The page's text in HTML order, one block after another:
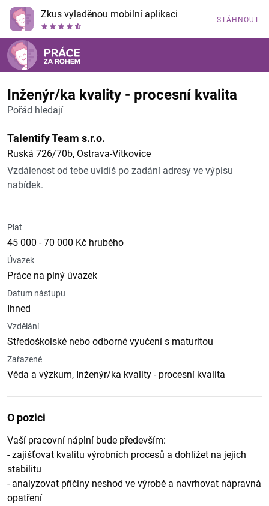
Zkus vyladěnou mobilní aplikaci STÁHNOUT
Inženýr/ka kvality - procesní kvalita
Pořád hledají
Talentify Team s.r.o.
Ruská 726/70b, Ostrava-Vítkovice
Vzdálenost od tebe uvidíš po zadání adresy ve výpisu
nabídek.
Plat
45 000 - 70 000 Kč hrubého
Úvazek
Práce na plný úvazek
Datum nástupu
Ihned
Vzdělání
Středoškolské nebo odborné vyučení s maturitou
Zařazené
Věda a výzkum, Inženýr/ka kvality - procesní kvalita
O pozici
Vaší pracovní náplní bude především:
- zajišťovat kvalitu výrobních procesů a dohlížet na jejich
stabilitu
- analyzovat příčiny neshod ve výrobě a navrhovat nápravná
opatření